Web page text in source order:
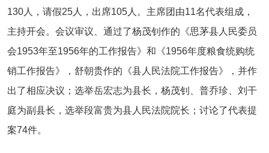
130人，请假25人，出席105人。主席团由11名代表组成，
主持开会。会议审议、通过了杨茂钊作的《思茅县人民委员
会1953年至1956年的工作报告》和《1956年度粮食统购统
销工作报告》，舒朝贵作的《县人民法院工作报告》，并作
出了相应决议；选举岳宏志为县长，杨茂钊、普乔珍、刘干
庭为副县长，选举段富贵为县人民法院院长；讨论了代表提
案74件。